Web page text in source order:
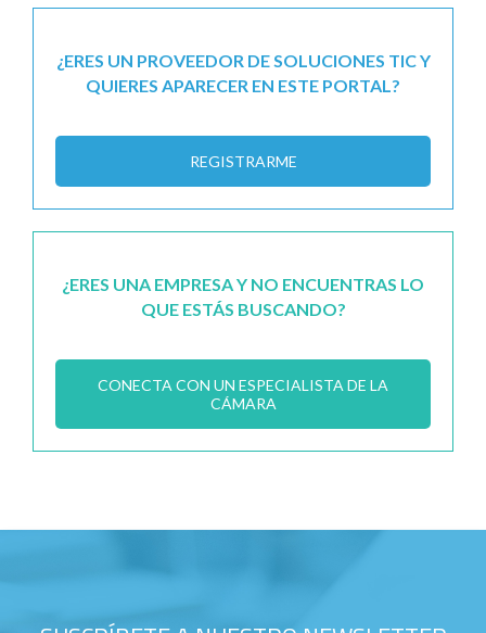
¿ERES UN PROVEEDOR DE SOLUCIONES TIC Y
QUIERES APARECER EN ESTE PORTAL?
REGISTRARME
¿ERES UNA EMPRESA Y NO ENCUENTRAS LO
QUE ESTÁS BUSCANDO?
CONECTA CON UN ESPECIALISTA DE LA
CÁMARA